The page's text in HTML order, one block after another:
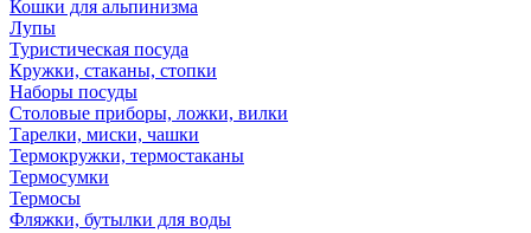
Кошки для альпинизма
Лупы
Туристическая посуда
Кружки, стаканы, стопки
Наборы посуды
Столовые приборы, ложки, вилки
Тарелки, миски, чашки
Термокружки, термостаканы
Термосумки
Термосы
Фляжки, бутылки для воды